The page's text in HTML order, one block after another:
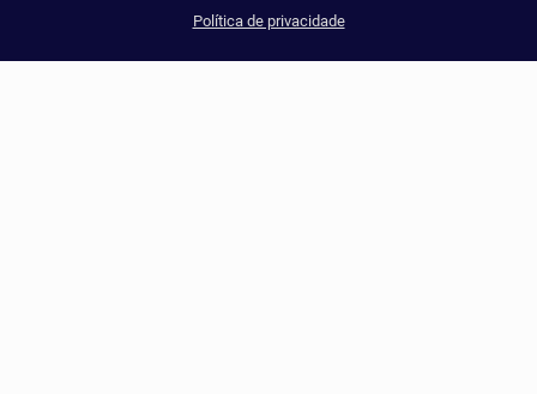
Política de privacidade